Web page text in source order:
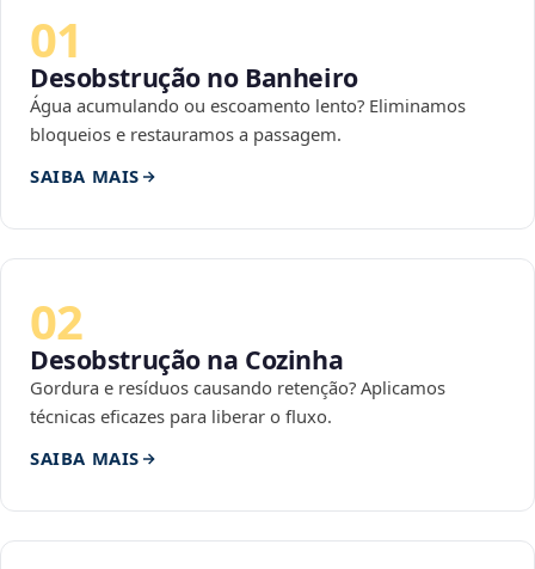
01
Desobstrução no Banheiro
Água acumulando ou escoamento lento? Eliminamos
bloqueios e restauramos a passagem.
SAIBA MAIS
02
Desobstrução na Cozinha
Gordura e resíduos causando retenção? Aplicamos
técnicas eficazes para liberar o fluxo.
SAIBA MAIS